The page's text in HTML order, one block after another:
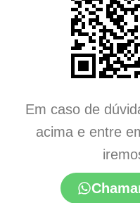
Em caso de
acima e entre